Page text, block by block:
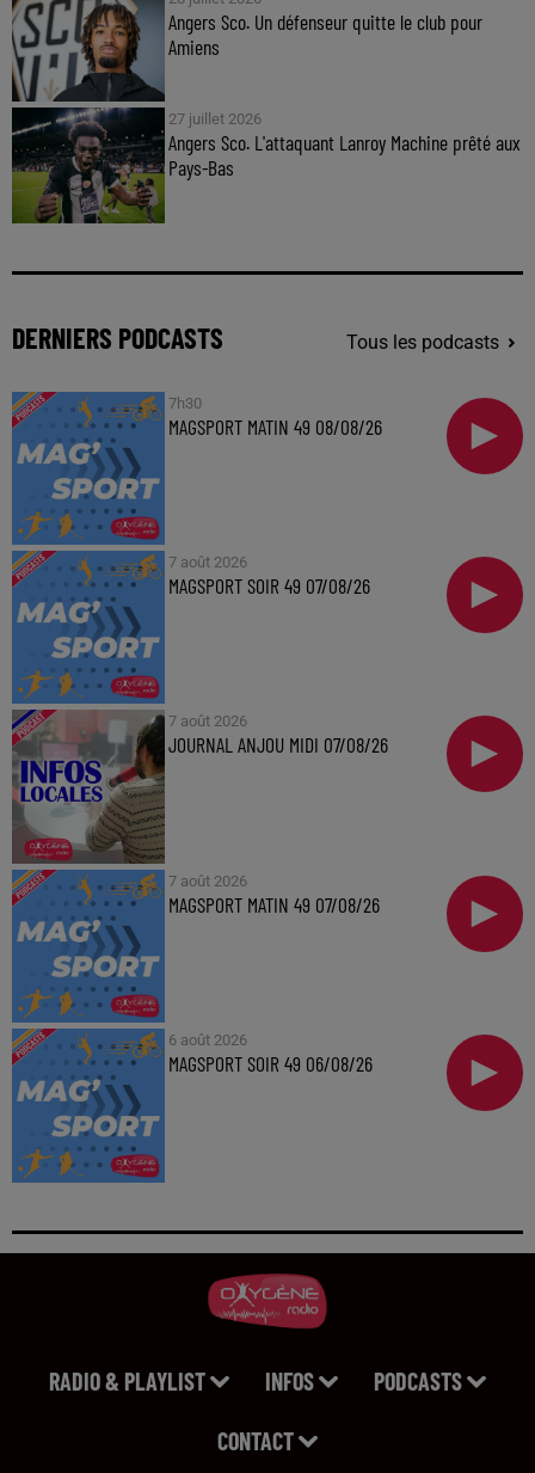
Angers Sco. Un défenseur quitte le club pour
Amiens
27 juillet 2026
Angers Sco. L'attaquant Lanroy Machine prêté aux
Pays-Bas
DERNIERS PODCASTS Tous les podcasts
7h30
MAGSPORT MATIN 49 08/08/26
7 août 2026
MAGSPORT SOIR 49 07/08/26
7 août 2026
JOURNAL ANJOU MIDI 07/08/26
7 août 2026
MAGSPORT MATIN 49 07/08/26
6 août 2026
MAGSPORT SOIR 49 06/08/26
RADIO & PLAYLIST INFOS PODCASTS
CONTACT